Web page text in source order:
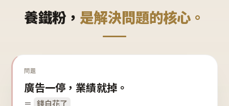
養鐵粉， 是解決問題的核心。
問題
廣告一停，業績就掉。
＝ 錢白花了